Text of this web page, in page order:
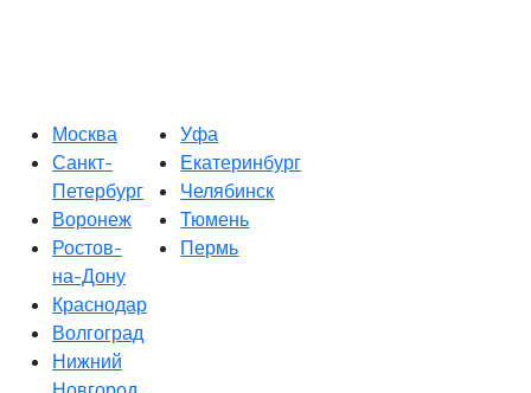
Москва
Санкт-
Петербург
Воронеж
Ростов-
на-Дону
Краснодар
Волгоград
Нижний
Уфа
Екатеринбург
Челябинск
Тюмень
Пермь